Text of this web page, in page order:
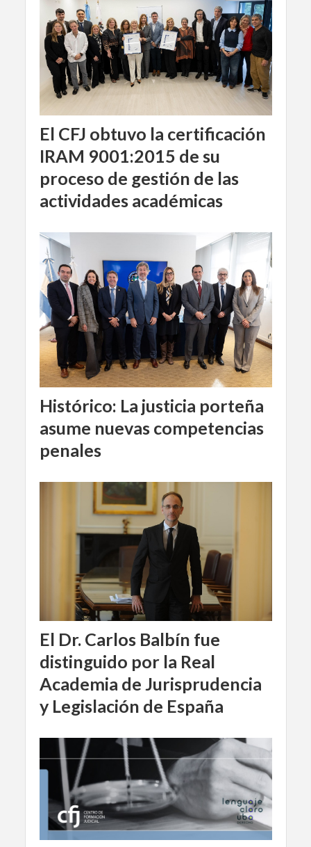
El CFJ obtuvo la certificación
IRAM 9001:2015 de su
proceso de gestión de las
actividades académicas
Histórico: La justicia porteña
asume nuevas competencias
penales
El Dr. Carlos Balbín fue
distinguido por la Real
Academia de Jurisprudencia
y Legislación de España